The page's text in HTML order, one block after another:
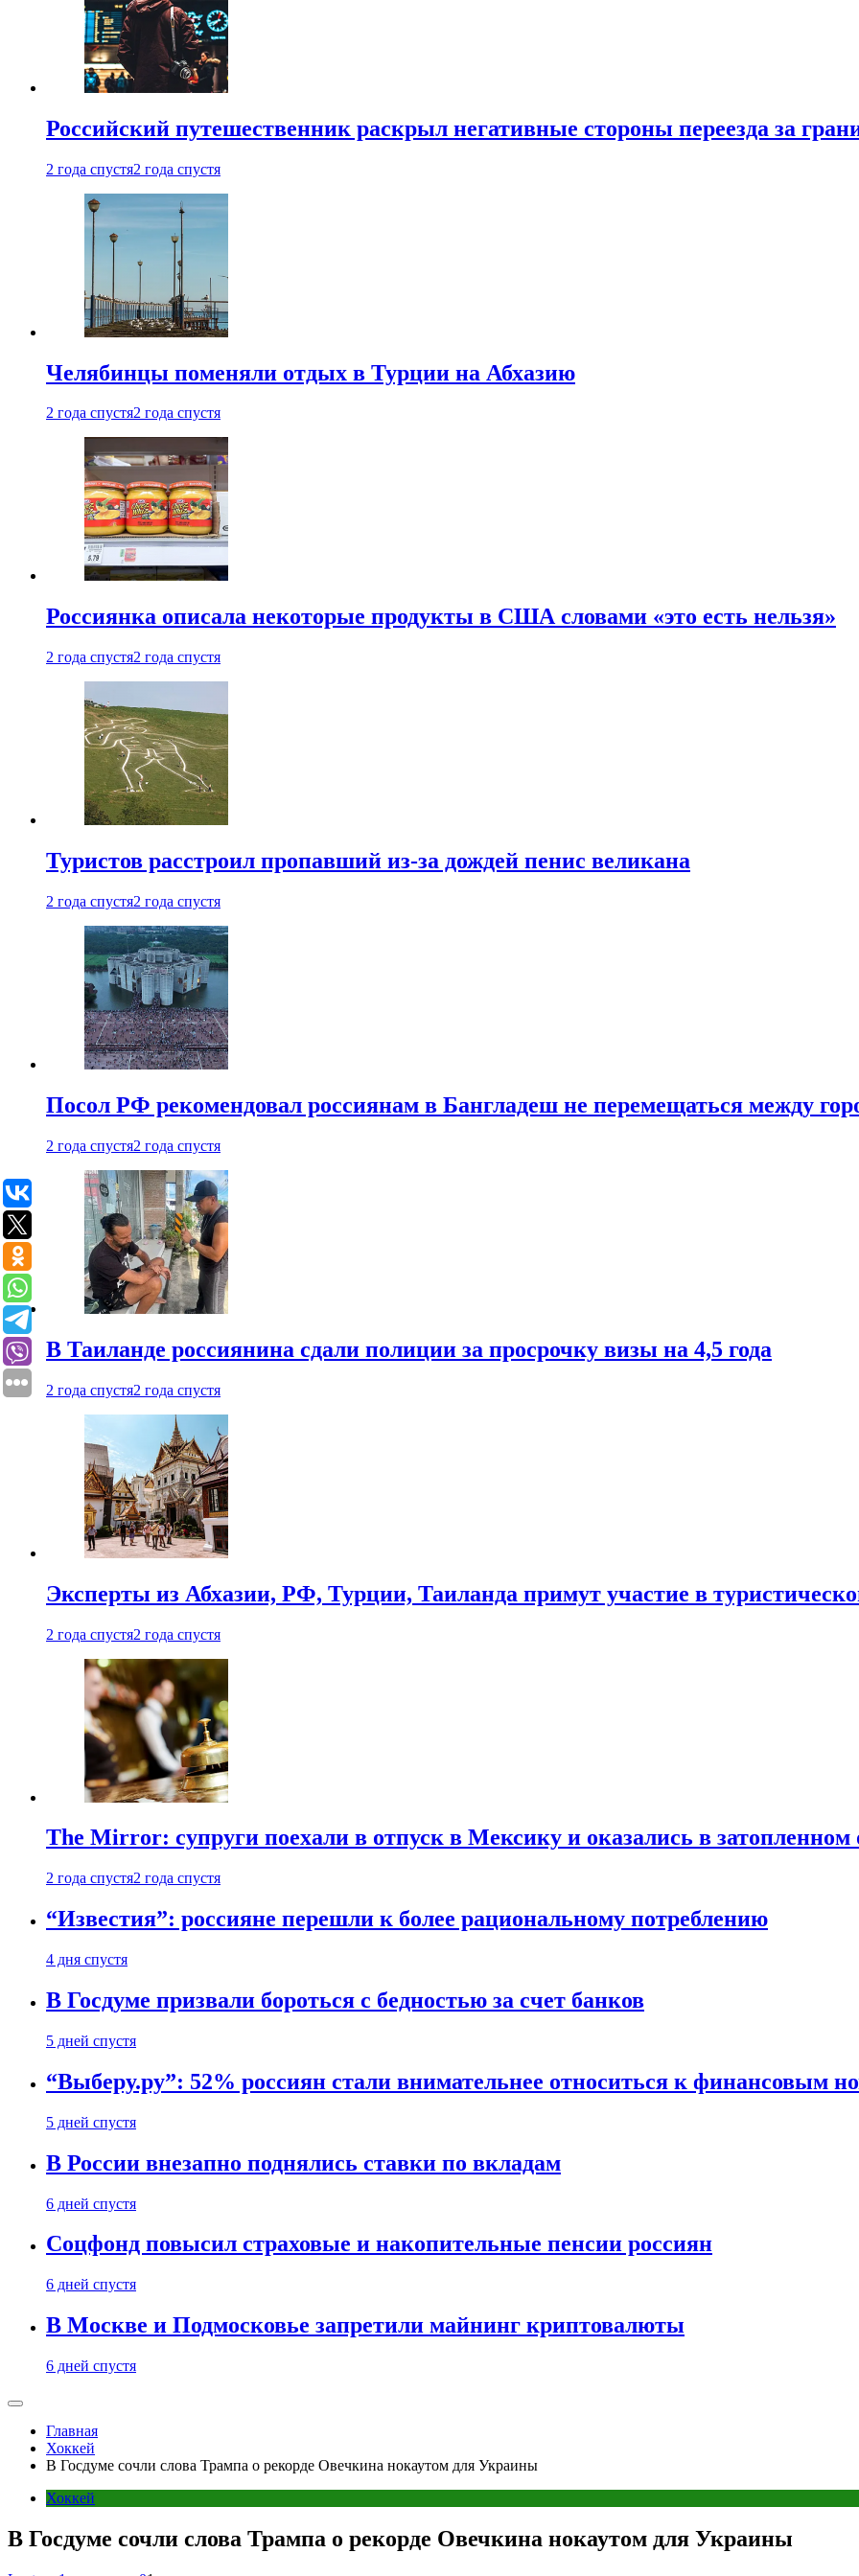
Российский путешественник раскрыл негативные стороны переезда за
2 года спустя2 года спустя
Челябинцы поменяли отдых в Турции на Абхазию
2 года спустя2 года спустя
Россиянка описала некоторые продукты в США словами «это есть нельзя»
2 года спустя2 года спустя
Туристов расстроил пропавший из-за дождей пенис великана
2 года спустя2 года спустя
Посол РФ рекомендовал россиянам в Бангладеш не перемещаться между
2 года спустя2 года спустя
В Таиланде россиянина сдали полиции за просрочку визы на 4,5 года
2 года спустя2 года спустя
Эксперты из Абхазии, РФ, Турции, Таиланда примут участие в
2 года спустя2 года спустя
The Mirror: супруги поехали в отпуск в Мексику и оказались в затопленном
2 года спустя2 года спустя
“Известия”: россияне перешли к более рациональному потреблению
4 дня спустя
В Госдуме призвали бороться с бедностью за счет банков
5 дней спустя
“Выберу.ру”: 52% россиян стали внимательнее относиться к финансовым
5 дней спустя
В России внезапно поднялись ставки по вкладам
6 дней спустя
Соцфонд повысил страховые и накопительные пенсии россиян
6 дней спустя
В Москве и Подмосковье запретили майнинг криптовалюты
6 дней спустя
Главная
Хоккей
В Госдуме сочли слова Трампа о рекорде Овечкина нокаутом для Украины
Хоккей
В Госдуме сочли слова Трампа о рекорде Овечкина нокаутом для Украины